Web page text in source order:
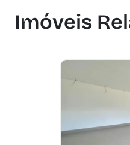
Imóveis